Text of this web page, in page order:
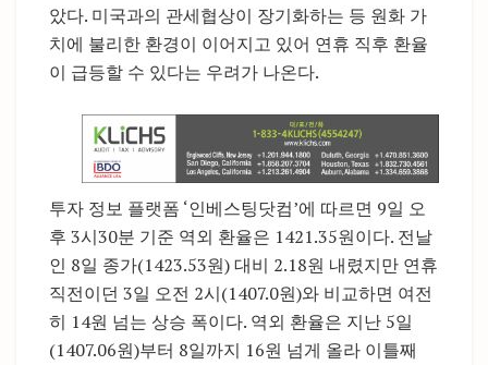
았다. 미국과의 관세협상이 장기화하는 등 원화 가
치에 불리한 환경이 이어지고 있어 연휴 직후 환율
이 급등할 수 있다는 우려가 나온다.
투자 정보 플랫폼 ‘인베스팅닷컴’에 따르면 9일 오
후 3시30분 기준 역외 환율은 1421.35원이다. 전날
인 8일 종가(1423.53원) 대비 2.18원 내렸지만 연휴
직전이던 3일 오전 2시(1407.0원)와 비교하면 여전
히 14원 넘는 상승 폭이다. 역외 환율은 지난 5일
(1407.06원)부터 8일까지 16원 넘게 올라 이틀째